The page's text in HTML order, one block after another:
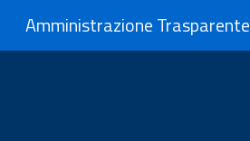
Amministrazione Trasparente